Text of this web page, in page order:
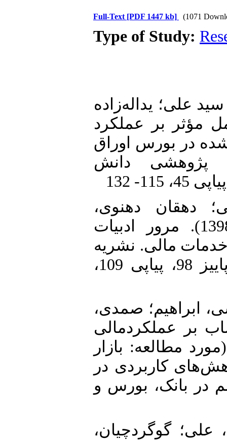
Full-Text [PDF 1447 kb] (1071
Type of Study:
علی؛ یداله‌زاده
عوامل مؤثر بر عملکرد
در بورس اوراق
پژوهشی دانش
دهقان دهنوی،
محمدعلی؛ ابوالملوکی، حسن (1398). مرور ادبیات
مالی. نشریه
فرآیند مدیریت توسعه، دوره 32، پاییز 98، پیاپی 109،
ابراهیم؛ صمدی،
اکتساب بر عملکردمالی
مطالعه: بازار
کاربردی در
در بانک، بورس و
علی؛ گوگردچیان،